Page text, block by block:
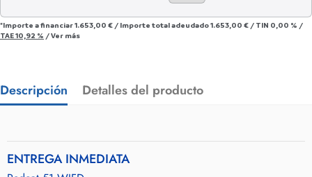
*Importe a financiar1.653,00 € / Importe total adeudado1.653,00 € / TIN 0,00 % /
TAE10,92 % /Ver más
Descripción Detalles del producto
ENTREGA INMEDIATA